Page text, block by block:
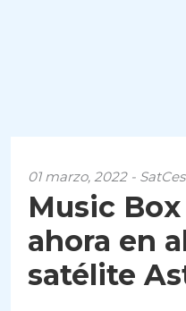
01 marzo, 2022 -
Music
ahora en
satélite